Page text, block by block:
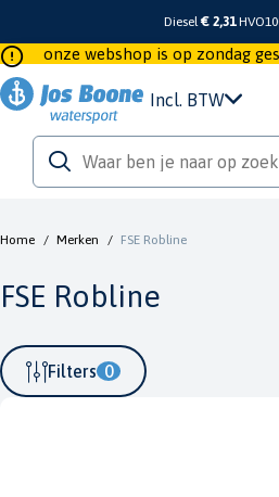
Diesel€ 2,31
onze webshop is op zondag
Incl. BTW
Home / Merken / FSE Robline
FSE Robline
Filters 0